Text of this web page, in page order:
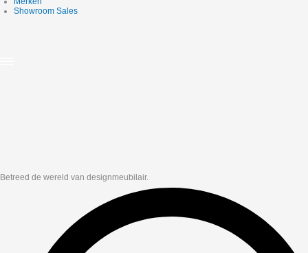
Showroom Sales
Betreed de wereld van designmeubilair.